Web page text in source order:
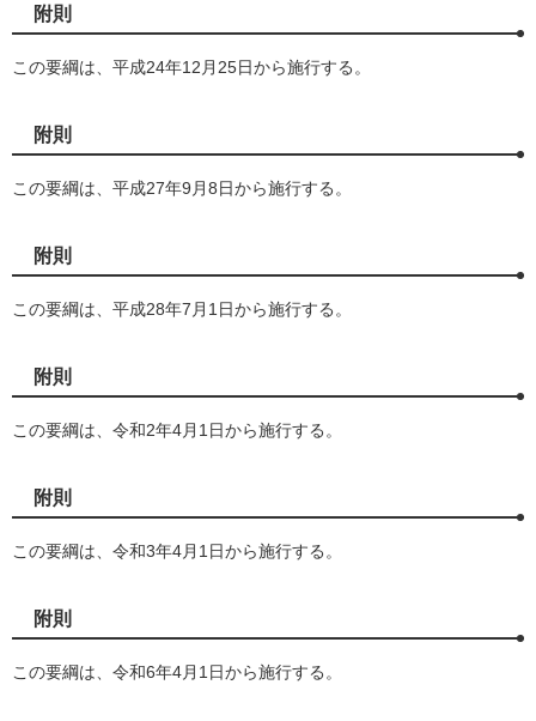
附則
この要綱は、平成24年12月25日から施行する。
附則
この要綱は、平成27年9月8日から施行する。
附則
この要綱は、平成28年7月1日から施行する。
附則
この要綱は、令和2年4月1日から施行する。
附則
この要綱は、令和3年4月1日から施行する。
附則
この要綱は、令和6年4月1日から施行する。